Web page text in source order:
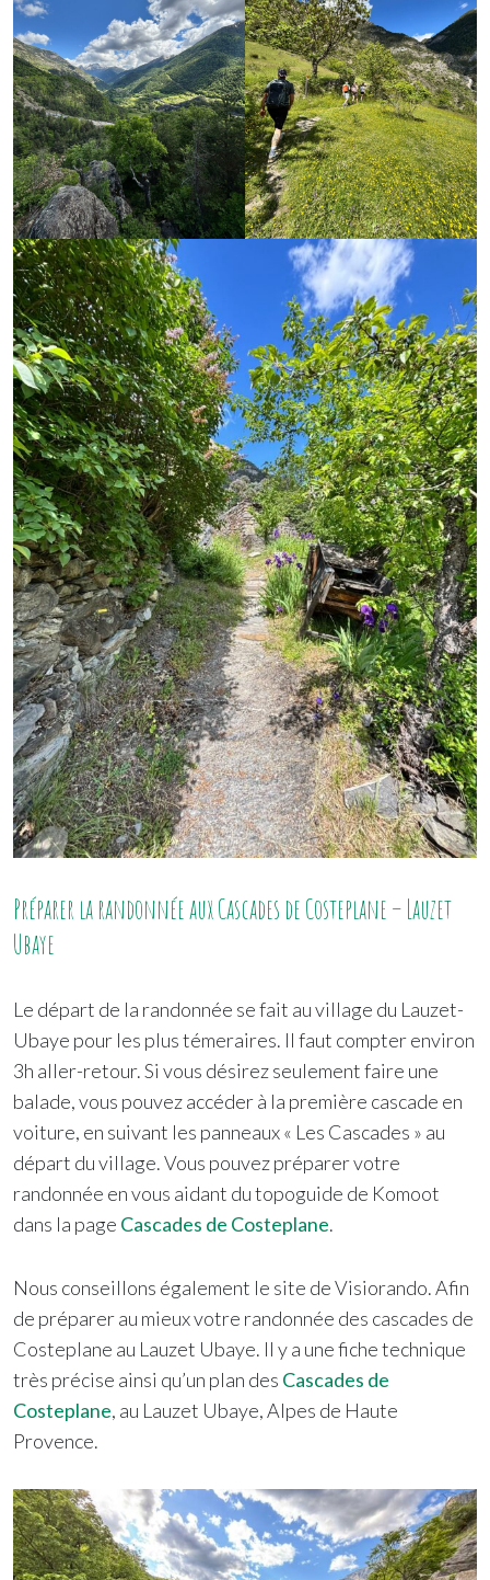
Préparer la randonnée aux Cascades de Costeplane – Lauzet
Ubaye
Le départ de la randonnée se fait au village du Lauzet-
Ubaye pour les plus témeraires. Il faut compter environ
3h aller-retour. Si vous désirez seulement faire une
balade, vous pouvez accéder à la première cascade en
voiture, en suivant les panneaux « Les Cascades » au
départ du village. Vous pouvez préparer votre
randonnée en vous aidant du topoguide de Komoot
dans la page Cascades de Costeplane.
Nous conseillons également le site de Visiorando. Afin
de préparer au mieux votre randonnée des cascades de
Costeplane au Lauzet Ubaye. Il y a une fiche technique
très précise ainsi qu’un plan des Cascades de
Costeplane, au Lauzet Ubaye, Alpes de Haute
Provence.